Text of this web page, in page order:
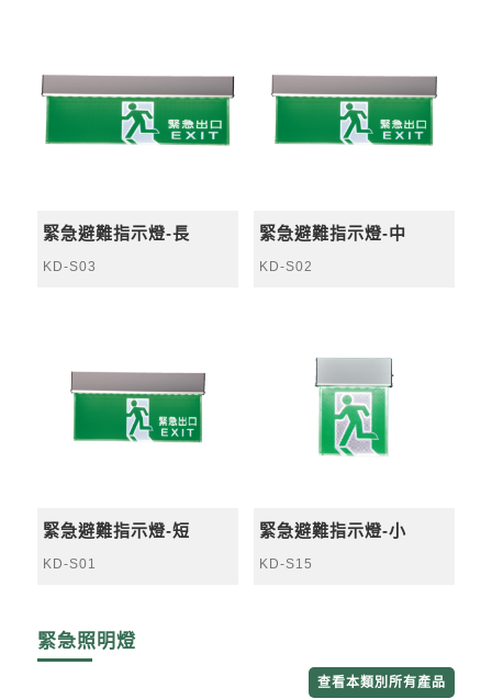
緊急避難指示燈-長
KD-S03
緊急避難指示燈-中
KD-S02
緊急避難指示燈-短
KD-S01
緊急避難指示燈-小
KD-S15
緊急照明燈
查看本類別所有產品